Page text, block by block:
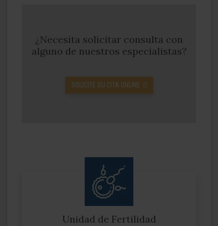
¿Necesita solicitar consulta con
alguno de nuestros especialistas?
SOLICITE SU CITA ONLINE
Unidad de Fertilidad